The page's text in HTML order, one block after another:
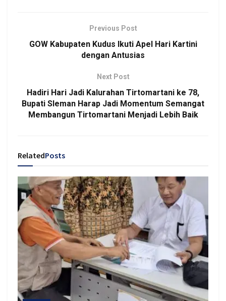
Previous Post
GOW Kabupaten Kudus Ikuti Apel Hari Kartini
dengan Antusias
Next Post
Hadiri Hari Jadi Kalurahan Tirtomartani ke 78,
Bupati Sleman Harap Jadi Momentum Semangat
Membangun Tirtomartani Menjadi Lebih Baik
RelatedPosts